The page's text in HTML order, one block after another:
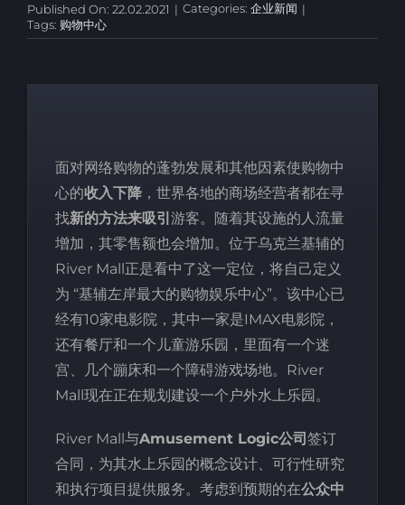
Published On: 22.02.2021 | Categories: 企业新闻 |
Tags: 购物中心
面对网络购物的蓬勃发展和其他因素使购物中
心的收入下降，世界各地的商场经营者都在寻
找新的方法来吸引 游客。随着其设施的人流量
增加，其零售额也会增加。位于乌克兰基辅的
River Mall正是看中了这一定位，将自己定义
为 “基辅左岸最大的购物娱乐中心”。该中心已
经有10家电影院，其中一家是IMAX电影院，
还有餐厅和一个儿童游乐园，里面有一个迷
宫、几个蹦床和一个障碍游戏场地。River
Mall现在正在规划建设一个户外水上乐园。
River Mall与Amusement Logic公司 签订
合同，为其水上乐园的概念设计、可行性研究
和执行项目提供服务。考虑到预期的在公众中